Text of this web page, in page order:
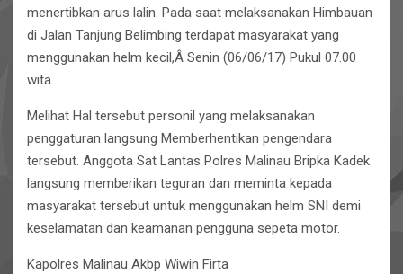
menertibkan arus lalin. Pada saat melaksanakan Himbauan
di Jalan Tanjung Belimbing terdapat masyarakat yang
menggunakan helm kecil,Â Senin (06/06/17) Pukul 07.00
wita.
Melihat Hal tersebut personil yang melaksanakan
penggaturan langsung Memberhentikan pengendara
tersebut. Anggota Sat Lantas Polres Malinau Bripka Kadek
langsung memberikan teguran dan meminta kepada
masyarakat tersebut untuk menggunakan helm SNI demi
keselamatan dan keamanan pengguna sepeta motor.
Kapolres Malinau Akbp Wiwin Firta